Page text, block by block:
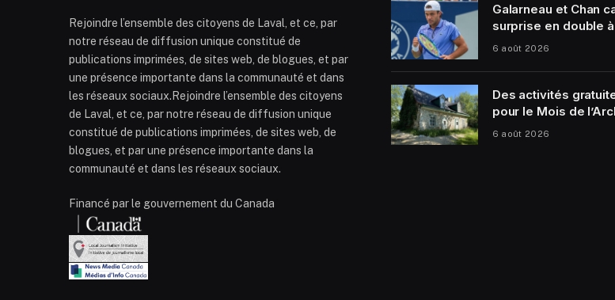
Rejoindre l’ensemble des citoyens de Laval, et ce, par
notre réseau de diffusion unique constitué de
publications imprimées, de sites web, de blogues, et par
une présence importante dans la communauté et dans
les réseaux sociaux.Rejoindre l’ensemble des citoyens
de Laval, et ce, par notre réseau de diffusion unique
constitué de publications imprimées, de sites web, de
blogues, et par une présence importante dans la
communauté et dans les réseaux sociaux.
Financé par le gouvernement du Canada
Galarneau et Chan
surprise en double à
6 août 2026
Des activités
pour le Mois de
6 août 2026